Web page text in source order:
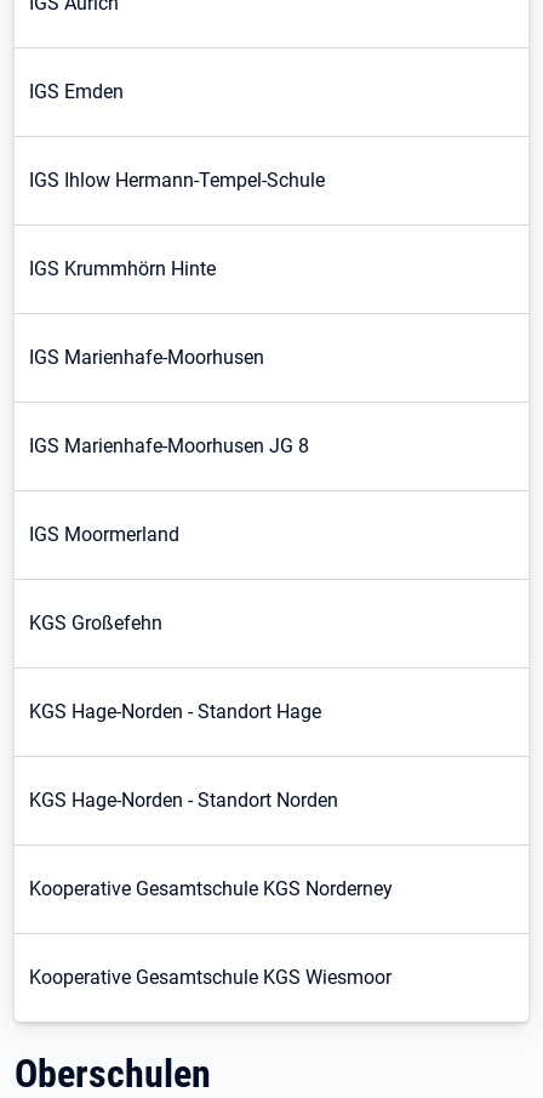
IGS Emden
IGS Ihlow Hermann-Tempel-Schule
IGS Krummhörn Hinte
IGS Marienhafe-Moorhusen
IGS Marienhafe-Moorhusen JG 8
IGS Moormerland
KGS Großefehn
KGS Hage-Norden - Standort Hage
KGS Hage-Norden - Standort Norden
Kooperative Gesamtschule KGS Norderney
Kooperative Gesamtschule KGS Wiesmoor
Oberschulen